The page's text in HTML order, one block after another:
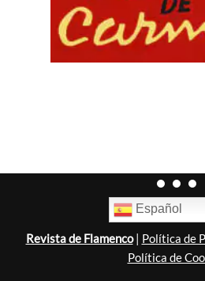
Español
Revista de Flamenco| Política de
Política de